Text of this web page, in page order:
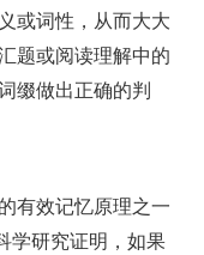
或词性，从而大大
题或阅读理解中的
缀做出正确的判
效记忆原理之一
学研究证明，如果